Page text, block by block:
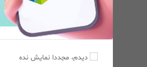
دیدم، مجددا نمایش نده